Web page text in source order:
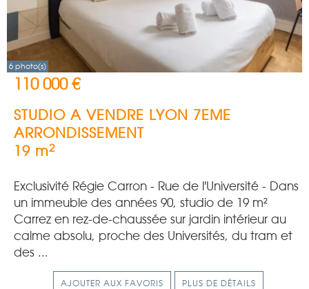
6 photo(s)
110 000 €
STUDIO A VENDRE LYON 7EME
ARRONDISSEMENT
19 m2
Exclusivité Régie Carron - Rue de l'Université - Dans
un immeuble des années 90, studio de 19 m²
Carrez en rez-de-chaussée sur jardin intérieur au
calme absolu, proche des Universités, du tram et
des ...
AJOUTER AUX FAVORIS PLUS DE DÉTAILS